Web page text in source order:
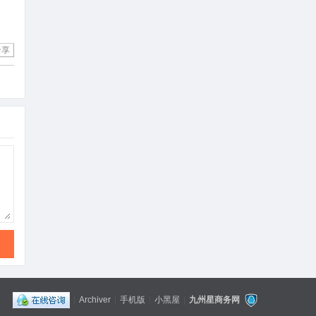
Archiver 手机版 小黑屋 九州星商务网